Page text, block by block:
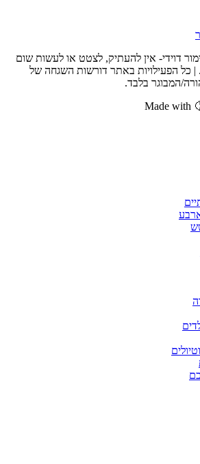
דוידי- אין להעתיק, לצטט או לעשות שום
כל הפעילויות באתר דורשות השגחה של
המבוגר בלבד.
Made with